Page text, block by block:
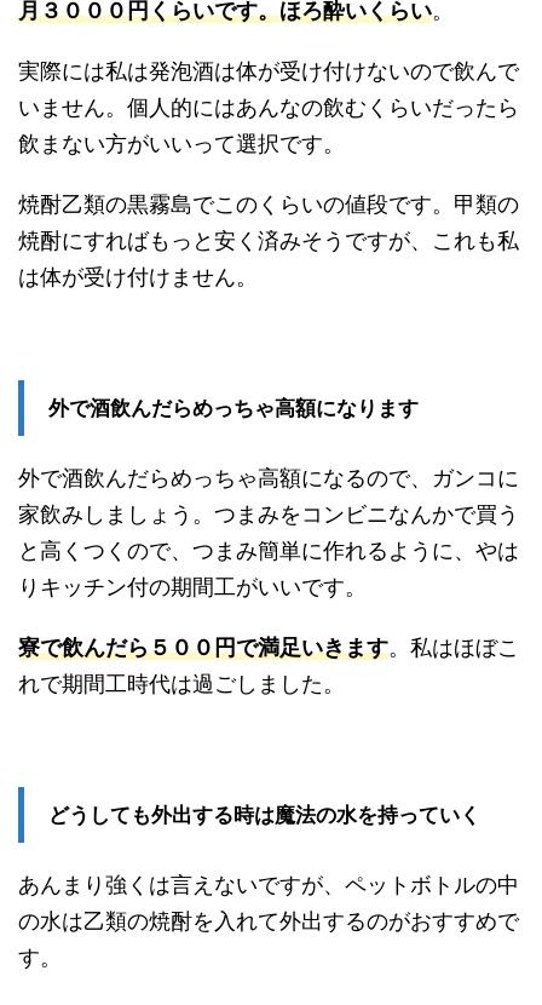
月３０００円くらいです。ほろ酔いくらい。
実際には私は発泡酒は体が受け付けないので飲んで
いません。個人的にはあんなの飲むくらいだったら
飲まない方がいいって選択です。
焼酎乙類の黒霧島でこのくらいの値段です。甲類の
焼酎にすればもっと安く済みそうですが、これも私
は体が受け付けません。
外で酒飲んだらめっちゃ高額になります
外で酒飲んだらめっちゃ高額になるので、ガンコに
家飲みしましょう。つまみをコンビニなんかで買う
と高くつくので、つまみ簡単に作れるように、やは
りキッチン付の期間工がいいです。
寮で飲んだら５００円で満足いきます。私はほぼこ
れで期間工時代は過ごしました。
どうしても外出する時は魔法の水を持っていく
あんまり強くは言えないですが、ペットボトルの中
の水は乙類の焼酎を入れて外出するのがおすすめで
す。